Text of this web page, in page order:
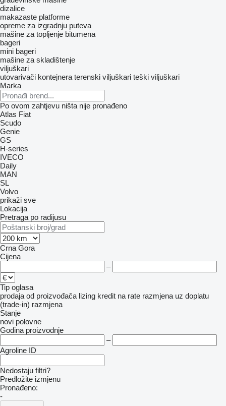
dizalice
makazaste platforme
opreme za izgradnju puteva
mašine za topljenje bitumena
bageri
mini bageri
mašine za skladištenje
viljuškari
utovarivači kontejnera terenski viljuškari teški viljuškari
Marka
Po ovom zahtjevu ništa nije pronađeno
Atlas Fiat
Scudo
Genie
GS
H-series
IVECO
Daily
MAN
SL
Volvo
prikaži sve
Lokacija
Pretraga po radijusu
Crna Gora
Cijena
–
Tip oglasa
prodaja od proizvođača lizing kredit na rate razmjena uz doplatu
(trade-in) razmjena
Stanje
novi polovne
Godina proizvodnje
–
Agroline ID
Nedostaju filtri?
Predložite izmjenu
Pronađeno:
-